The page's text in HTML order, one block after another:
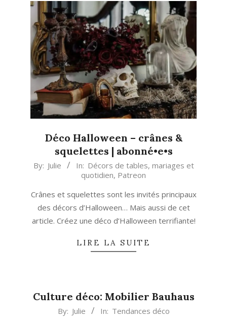
Déco Halloween – crânes &
squelettes | abonné•e•s
2013-
01
By: Julie In: Décors de tables, mariages et
quotidien, Patreon
Crânes et squelettes sont les invités principaux
des décors d’Halloween… Mais aussi de cet
article. Créez une déco d’Halloween terrifiante!
LIRE LA SUITE
Culture déco: Mobilier Bauhaus
By: Julie In: Tendances déco